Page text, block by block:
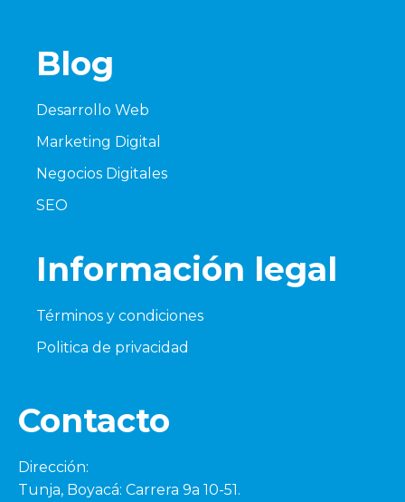
Blog
Desarrollo Web
Marketing Digital
Negocios Digitales
SEO
Información legal
Términos y condiciones
Politica de privacidad
Contacto
Dirección:
Tunja, Boyacá: Carrera 9a 10-51.